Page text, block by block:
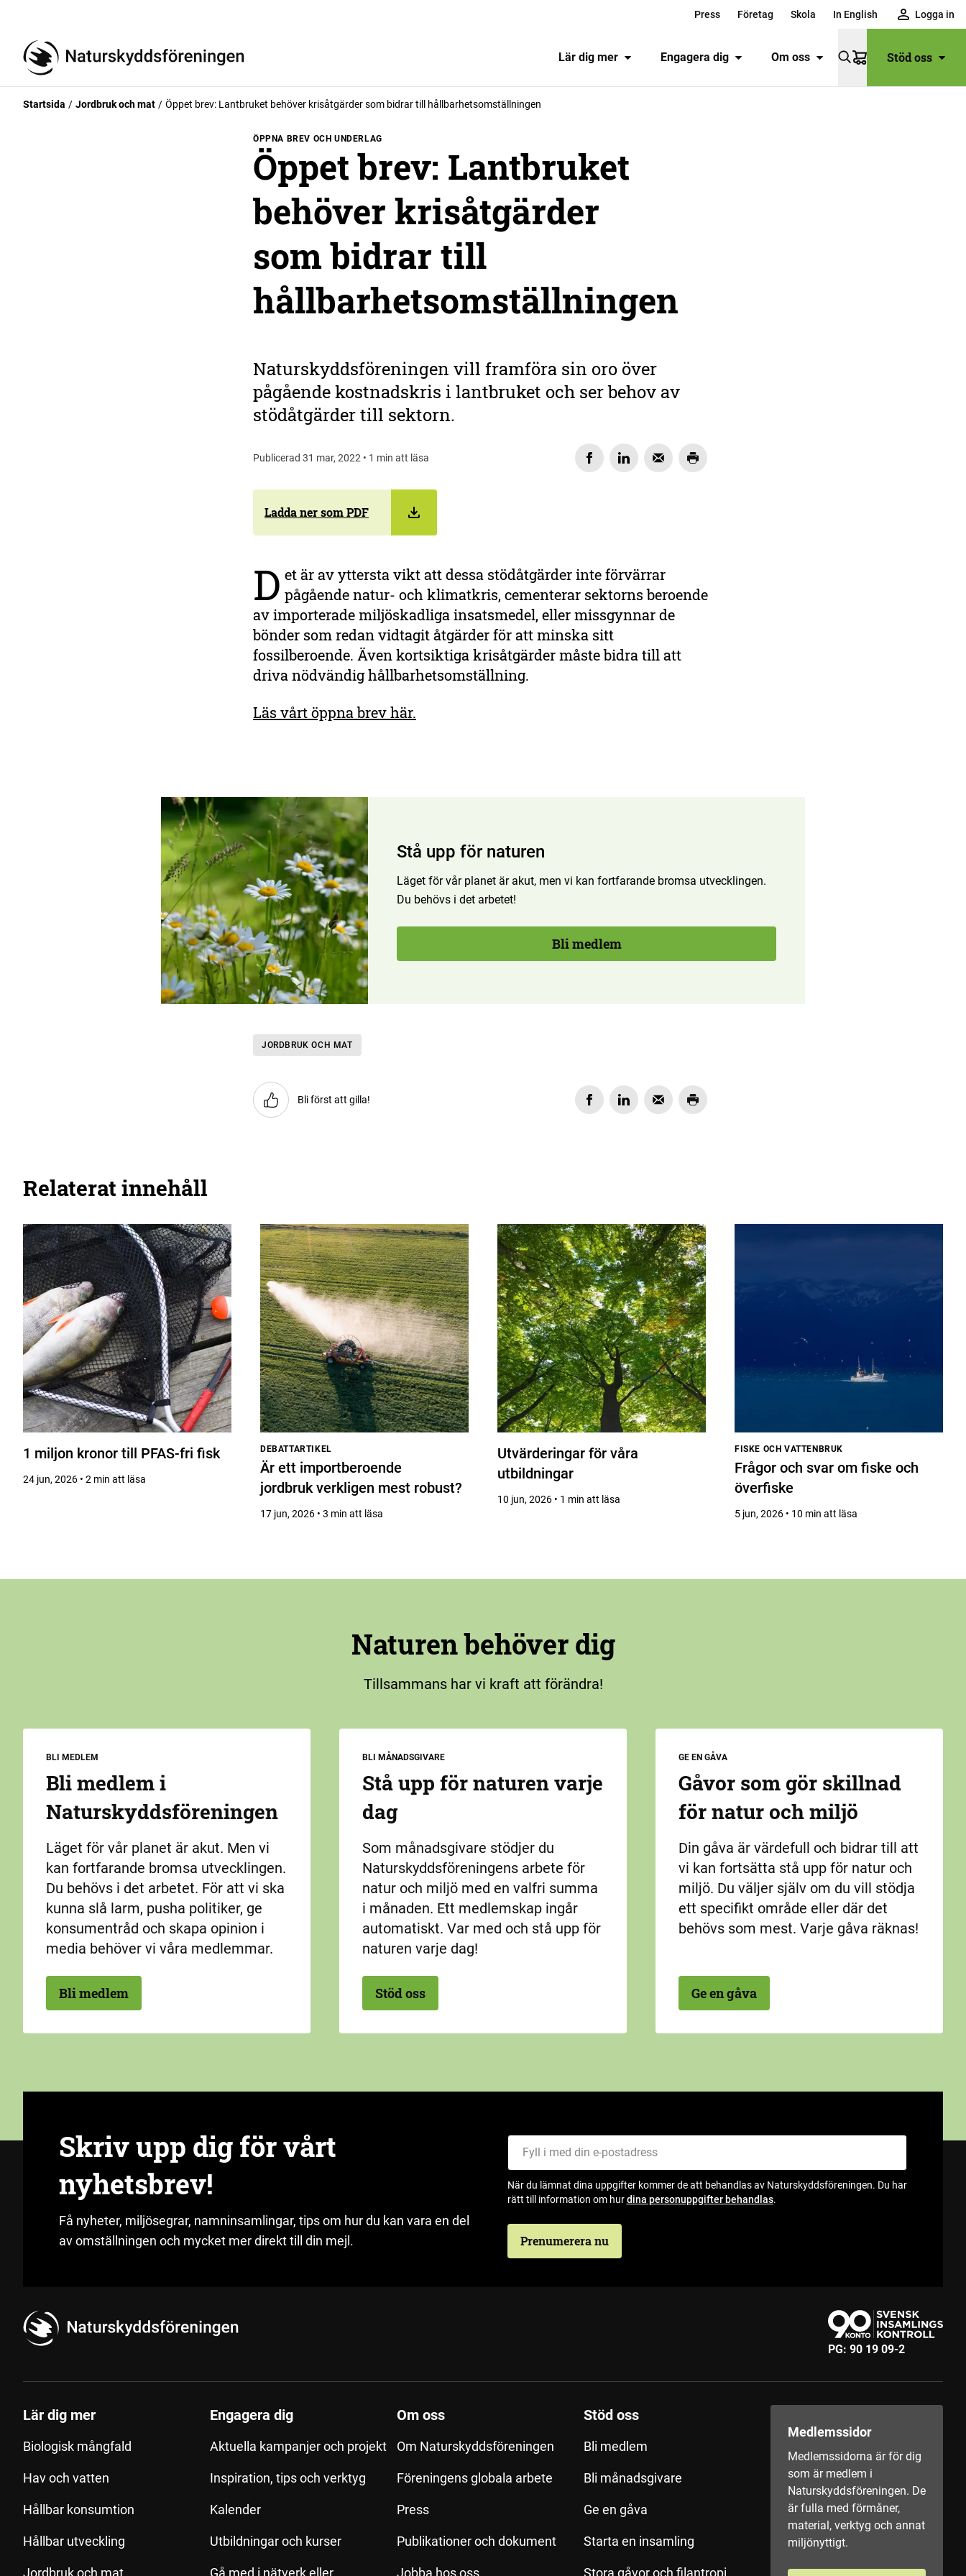
Press Företag Skola In English Logga in
Lär dig mer Engagera dig Om oss
VarukorgStöd oss
Startsida Jordbruk och mat Öppet brev: Lantbruket behöver krisåtgärder som bidrar till hållbarhetsomställningen
ÖPPNA BREV OCH UNDERLAG
Öppet brev: Lantbruket
behöver krisåtgärder
som bidrar till
hållbarhetsomställningen
Naturskyddsföreningen vill framföra sin oro över
pågående kostnadskris i lantbruket och ser behov av
stödåtgärder till sektorn.
Publicerad 31 mar, 2022 • 1 min att läsa
Ladda ner som PDF
D et är av yttersta vikt att dessa stödåtgärder inte förvärrar
pågående natur- och klimatkris, cementerar sektorns beroende
av importerade miljöskadliga insatsmedel, eller missgynnar de
bönder som redan vidtagit åtgärder för att minska sitt
fossilberoende. Även kortsiktiga krisåtgärder måste bidra till att
driva nödvändig hållbarhetsomställning.
Läs vårt öppna brev här.
Stå upp för naturen
Läget för vår planet är akut, men vi kan fortfarande bromsa utvecklingen.
Du behövs i det arbetet!
Bli medlem
JORDBRUK OCH MAT
Bli först att gilla!
Relaterat innehåll
1 miljon kronor till PFAS-fri fisk
24 jun, 2026 • 2 min att läsa
DEBATTARTIKEL
Är ett importberoende
jordbruk verkligen mest robust?
17 jun, 2026 • 3 min att läsa
Utvärderingar för våra
utbildningar
10 jun, 2026 • 1 min att läsa
FISKE OCH VATTENBRUK
Frågor och svar om fiske och
överfiske
5 jun, 2026 • 10 min att läsa
Naturen behöver dig
Tillsammans har vi kraft att förändra!
BLI MEDLEM
Bli medlem i
Naturskydds­föreningen
Läget för vår planet är akut. Men vi
kan fortfarande bromsa utvecklingen.
Du behövs i det arbetet. För att vi ska
kunna slå larm, pusha politiker, ge
konsumentråd och skapa opinion i
media behöver vi våra medlemmar.
Bli medlem
BLI MÅNADSGIVARE
Stå upp för naturen varje
dag
Som månadsgivare stödjer du
Naturskyddsföreningens arbete för
natur och miljö med en valfri summa
i månaden. Ett medlemskap ingår
automatiskt. Var med och stå upp för
naturen varje dag!
Stöd oss
GE EN GÅVA
Gåvor som gör skillnad
för natur och miljö
Din gåva är värdefull och bidrar till att
vi kan fortsätta stå upp för natur och
miljö. Du väljer själv om du vill stödja
ett specifikt område eller där det
behövs som mest. Varje gåva räknas!
Ge en gåva
Skriv upp dig för vårt
nyhetsbrev!
Få nyheter, miljösegrar, namninsamlingar, tips om hur du kan vara en del
av omställningen och mycket mer direkt till din mejl.
Fyll i med din e-postadress
När du lämnat dina uppgifter kommer de att behandlas av Naturskyddsföreningen. Du har
rätt till information om hurdina personuppgifter behandlas.
Prenumerera nu
PG: 90 19 09-2
Lär dig mer
Biologisk mångfald
Hav och vatten
Hållbar konsumtion
Hållbar utveckling
Jordbruk och mat
Engagera dig
Aktuella kampanjer och projekt
Inspiration, tips och verktyg
Kalender
Utbildningar och kurser
Gå med i nätverk eller
Om oss
Om Naturskyddsföreningen
Föreningens globala arbete
Press
Publikationer och dokument
Jobba hos oss
Stöd oss
Bli medlem
Bli månadsgivare
Ge en gåva
Starta en insamling
Stora gåvor och filantropi
Medlemssidor
Medlemssidorna är för dig
som är medlem i
Naturskyddsföreningen. De
är fulla med förmåner,
material, verktyg och annat
miljönyttigt.